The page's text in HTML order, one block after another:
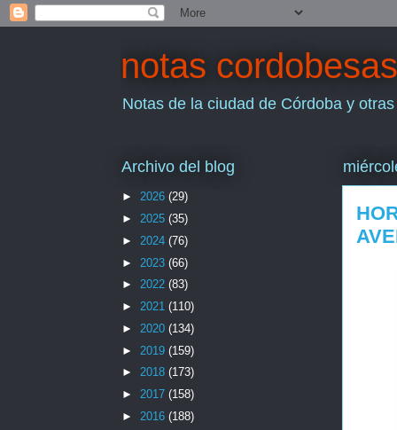
notas cordobesas
Notas de la ciudad de Córdoba y
Archivo del blog
► 2026 (29)
► 2025 (35)
► 2024 (76)
► 2023 (66)
► 2022 (83)
► 2021 (110)
► 2020 (134)
► 2019 (159)
► 2018 (173)
► 2017 (158)
► 2016 (188)